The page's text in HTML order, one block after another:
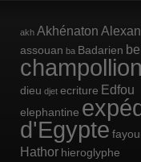
akh Akhénaton
assouan ba Badarien
champollion
dieu djet ecriture Edfou
elephantine
d'Egypte
Hathor hieroglyphe